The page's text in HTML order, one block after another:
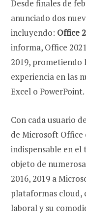
Desde finales de
anunciado dos
incluyendo: Office
informa, Office
2019, prometiendo
experiencia en las
Excel o PowerPoint.
Con cada usuario
de Microsoft Office
indispensable en
objeto de
2016, 2019 a
plataformas cloud,
laboral y su